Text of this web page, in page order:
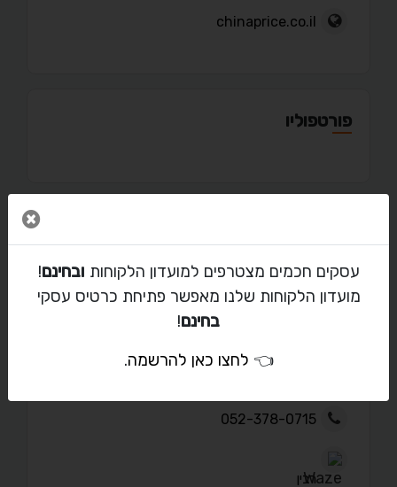
chinaprice.co.il
פורטפוליו
052-378-0715
רבין
עסקים חכמים מצטרפים למועדון הלקוחות ובחינם!
מועדון הלקוחות שלנו מאפשר פתיחת כרטיס עסקי
בחינם!
👈 לחצו כאן להרשמה.